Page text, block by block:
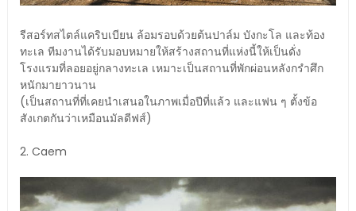
รีสอร์ทสไตล์แคริบเบียน ล้อมรอบด้วยต้นปาล์ม บังกะโล และท้อง
ทะเล ทีมงานได้รับมอบหมายให้สร้างสถานที่แห่งนี้ให้เป็นดั่ง
โรงแรมที่ลอยอยู่กลางทะเล เหมาะเป็นสถานที่พักผ่อนหลังกรำศึก
หนักมายาวนาน
(เป็นสถานที่ที่เคยนำเสนอในภาพเมื่อปีที่แล้ว และแฟน ๆ ตั้งข้อ
สังเกตกันว่าเหมือนมัลดีฟส์)
2. Caem